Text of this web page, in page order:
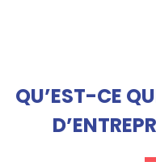
QU’EST-CE